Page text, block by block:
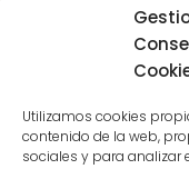
Utilizamos cookies
contenido de la web,
sociales y para analizar
Sessions
because